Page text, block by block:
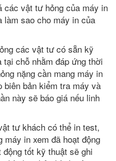
các vật tư hỏng của máy in
sao cho máy in của
các vật tư có sẵn kỹ
chỗ nhằm đáp ứng thời
nặng cần mang máy in
bản kiểm tra máy và
này sẽ báo giá nếu linh
tư khách có thể in test,
in xem đã hoạt động
tốt kỹ thuật sẽ ghi